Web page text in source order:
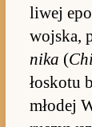
liwej
woj­ska,
nika (
łoskotu
młodej